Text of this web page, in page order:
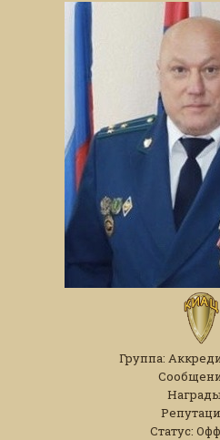
Группа:
Статус: